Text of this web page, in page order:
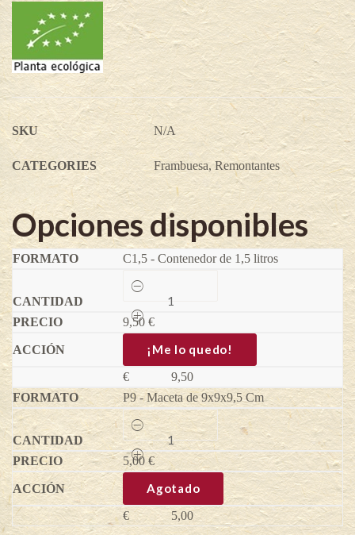
SKU N/A
CATEGORIES Frambuesa,Remontantes
Opciones disponibles
C1,5 - Contenedor de 1,5 litros
Frambuesa
Evita
-
Rubus
idaeus
quantity
9,50 €
¡Me lo quedo!
€
9,50
P9 - Maceta de 9x9x9,5 Cm
Frambuesa
Evita
®
-
Rubus
idaeus
quantity
5,00 €
Agotado
€ 5,00